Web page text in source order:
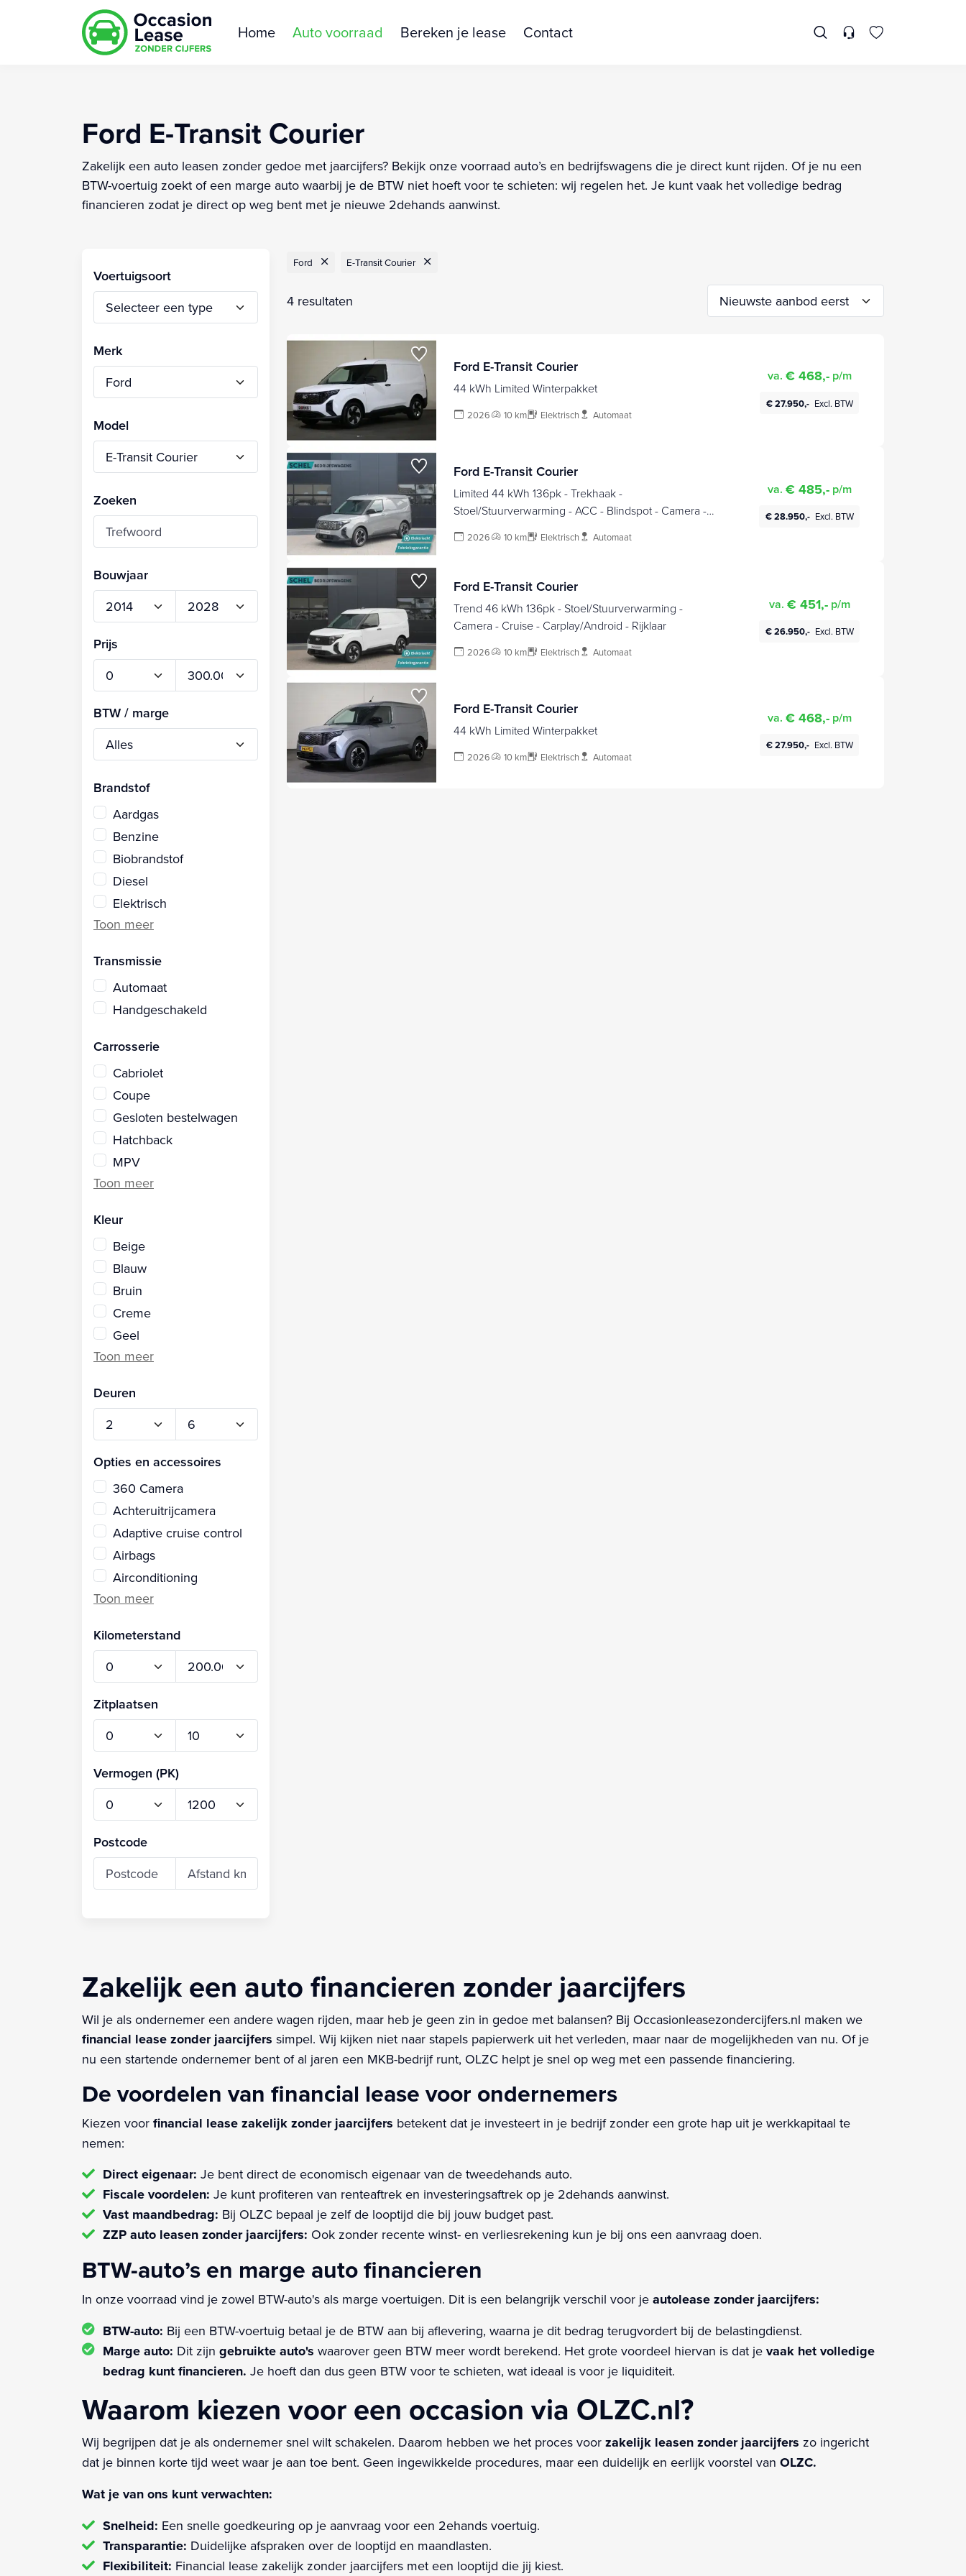
Home Auto voorraad Bereken je lease Contact
Ford E-Transit Courier
Zakelijk een auto leasen zonder gedoe met jaarcijfers? Bekijk onze voorraad auto’s en bedrijfswagens die je direct kunt rijden. Of je nu een
BTW-voertuig zoekt of een marge auto waarbij je de BTW niet hoeft voor te schieten: wij regelen het. Je kunt vaak het volledige bedrag
financieren zodat je direct op weg bent met je nieuwe 2dehands aanwinst.
Voertuigsoort
Merk
Model
Zoeken
Bouwjaar
Prijs
BTW / marge
Brandstof
Aardgas
Benzine
Biobrandstof
Diesel
Elektrisch
Transmissie
Automaat
Handgeschakeld
Carrosserie
Cabriolet
Coupe
Gesloten bestelwagen
Hatchback
MPV
Kleur
Beige
Blauw
Bruin
Creme
Geel
Deuren
Opties en accessoires
360 Camera
Achteruitrijcamera
Adaptive cruise control
Airbags
Airconditioning
Kilometerstand
Zitplaatsen
Vermogen (PK)
Postcode
Ford E-Transit Courier
4 resultaten
Ford E-Transit Courier
44 kWh Limited Winterpakket
2026 10 km Elektrisch Automaat
va. € 468,- p/m
€ 27.950,- Excl. BTW
Ford E-Transit Courier
Limited 44 kWh 136pk - Trekhaak -
Stoel/Stuurverwarming - ACC - Blindspot - Camera -
2026 10 km Elektrisch Automaat
va. € 485,- p/m
€ 28.950,- Excl. BTW
Ford E-Transit Courier
Trend 46 kWh 136pk - Stoel/Stuurverwarming -
Camera - Cruise - Carplay/Android - Rijklaar
2026 10 km Elektrisch Automaat
va. € 451,- p/m
€ 26.950,- Excl. BTW
Ford E-Transit Courier
44 kWh Limited Winterpakket
2026 10 km Elektrisch Automaat
va. € 468,- p/m
€ 27.950,- Excl. BTW
Zakelijk een auto financieren zonder jaarcijfers
Wil je als ondernemer een andere wagen rijden, maar heb je geen zin in gedoe met balansen? Bij Occasionleasezondercijfers.nl maken we
financial lease zonder jaarcijfers simpel. Wij kijken niet naar stapels papierwerk uit het verleden, maar naar de mogelijkheden van nu. Of je
nu een startende ondernemer bent of al jaren een MKB-bedrijf runt, OLZC helpt je snel op weg met een passende financiering.
De voordelen van financial lease voor ondernemers
Kiezen voor financial lease zakelijk zonder jaarcijfers betekent dat je investeert in je bedrijf zonder een grote hap uit je werkkapitaal te
nemen:
Direct eigenaar: Je bent direct de economisch eigenaar van de tweedehands auto.
Fiscale voordelen: Je kunt profiteren van renteaftrek en investeringsaftrek op je 2dehands aanwinst.
Vast maandbedrag: Bij OLZC bepaal je zelf de looptijd die bij jouw budget past.
ZZP auto leasen zonder jaarcijfers: Ook zonder recente winst- en verliesrekening kun je bij ons een aanvraag doen.
BTW-auto’s en marge auto financieren
In onze voorraad vind je zowel BTW-auto's als marge voertuigen. Dit is een belangrijk verschil voor je autolease zonder jaarcijfers:
BTW-auto: Bij een BTW-voertuig betaal je de BTW aan bij aflevering, waarna je dit bedrag terugvordert bij de belastingdienst.
Marge auto: Dit zijn gebruikte auto's waarover geen BTW meer wordt berekend. Het grote voordeel hiervan is dat je vaak het volledige
bedrag kunt financieren. Je hoeft dan dus geen BTW voor te schieten, wat ideaal is voor je liquiditeit.
Waarom kiezen voor een occasion via OLZC.nl?
Wij begrijpen dat je als ondernemer snel wilt schakelen. Daarom hebben we het proces voor zakelijk leasen zonder jaarcijfers zo ingericht
dat je binnen korte tijd weet waar je aan toe bent. Geen ingewikkelde procedures, maar een duidelijk en eerlijk voorstel van OLZC.
Wat je van ons kunt verwachten:
Snelheid: Een snelle goedkeuring op je aanvraag voor een 2ehands voertuig.
Transparantie: Duidelijke afspraken over de looptijd en maandlasten.
Flexibiliteit: Financial lease zakelijk zonder jaarcijfers met een looptijd die jij kiest.